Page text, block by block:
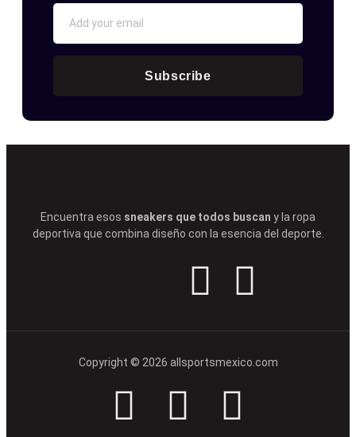
Subscribe
Encuentra esos sneakers que todos buscan y la ropa
deportiva que combina diseño con la esencia del deporte.
Copyright © 2026 allsportsmexico.com